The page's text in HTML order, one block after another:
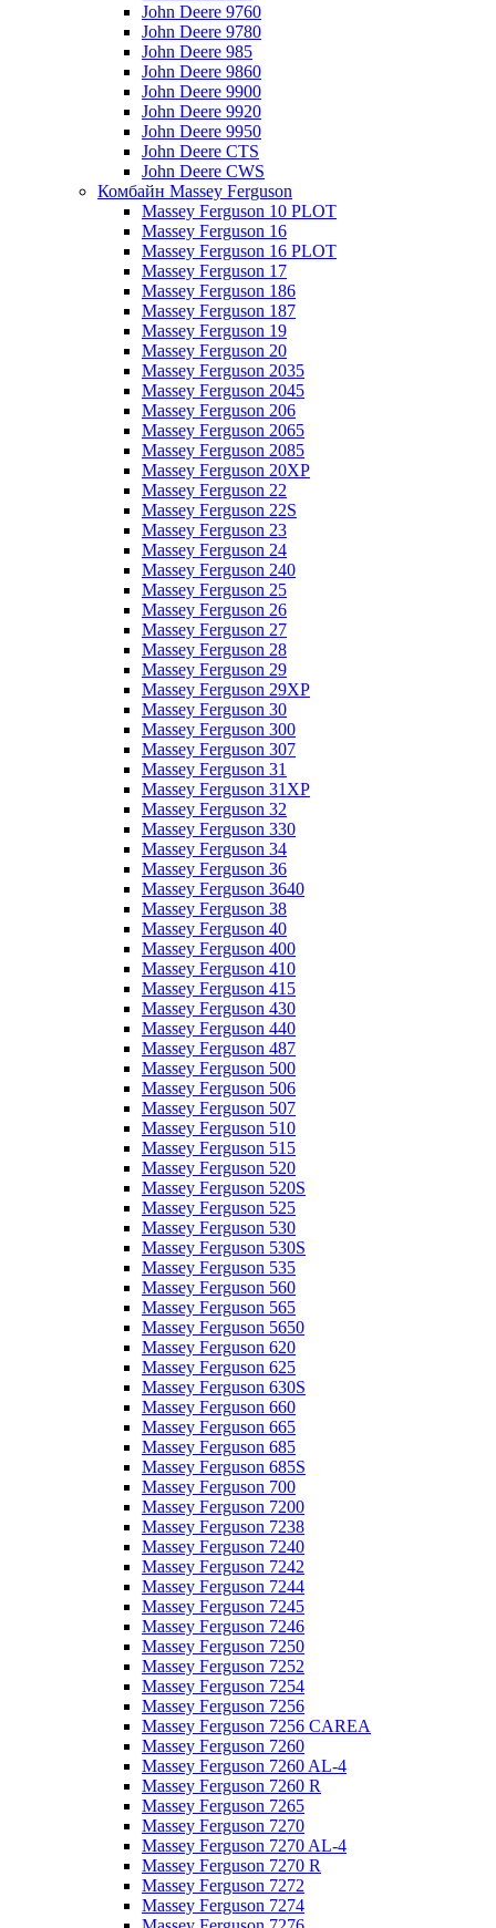
John Deere 9760
John Deere 9780
John Deere 985
John Deere 9860
John Deere 9900
John Deere 9920
John Deere 9950
John Deere CTS
John Deere CWS
Комбайн Massey Ferguson
Massey Ferguson 10 PLOT
Massey Ferguson 16
Massey Ferguson 16 PLOT
Massey Ferguson 17
Massey Ferguson 186
Massey Ferguson 187
Massey Ferguson 19
Massey Ferguson 20
Massey Ferguson 2035
Massey Ferguson 2045
Massey Ferguson 206
Massey Ferguson 2065
Massey Ferguson 2085
Massey Ferguson 20XP
Massey Ferguson 22
Massey Ferguson 22S
Massey Ferguson 23
Massey Ferguson 24
Massey Ferguson 240
Massey Ferguson 25
Massey Ferguson 26
Massey Ferguson 27
Massey Ferguson 28
Massey Ferguson 29
Massey Ferguson 29XP
Massey Ferguson 30
Massey Ferguson 300
Massey Ferguson 307
Massey Ferguson 31
Massey Ferguson 31XP
Massey Ferguson 32
Massey Ferguson 330
Massey Ferguson 34
Massey Ferguson 36
Massey Ferguson 3640
Massey Ferguson 38
Massey Ferguson 40
Massey Ferguson 400
Massey Ferguson 410
Massey Ferguson 415
Massey Ferguson 430
Massey Ferguson 440
Massey Ferguson 487
Massey Ferguson 500
Massey Ferguson 506
Massey Ferguson 507
Massey Ferguson 510
Massey Ferguson 515
Massey Ferguson 520
Massey Ferguson 520S
Massey Ferguson 525
Massey Ferguson 530
Massey Ferguson 530S
Massey Ferguson 535
Massey Ferguson 560
Massey Ferguson 565
Massey Ferguson 5650
Massey Ferguson 620
Massey Ferguson 625
Massey Ferguson 630S
Massey Ferguson 660
Massey Ferguson 665
Massey Ferguson 685
Massey Ferguson 685S
Massey Ferguson 700
Massey Ferguson 7200
Massey Ferguson 7238
Massey Ferguson 7240
Massey Ferguson 7242
Massey Ferguson 7244
Massey Ferguson 7245
Massey Ferguson 7246
Massey Ferguson 7250
Massey Ferguson 7252
Massey Ferguson 7254
Massey Ferguson 7256
Massey Ferguson 7256 CAREA
Massey Ferguson 7260
Massey Ferguson 7260 AL-4
Massey Ferguson 7260 R
Massey Ferguson 7265
Massey Ferguson 7270
Massey Ferguson 7270 AL-4
Massey Ferguson 7270 R
Massey Ferguson 7272
Massey Ferguson 7274